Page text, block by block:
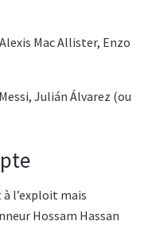
Mac Allister, Enzo
Julián Álvarez (ou
à l’exploit mais
Hossam Hassan